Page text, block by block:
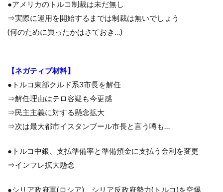
●アメリカのトルコ制裁は未だ無し
⇒実際に運用を開始するまでは制裁は無いでしょう
(何のために買ったかはさておき…)
【ネガティブ材料】
●トルコ東部クルド系3市長を解任
⇒解任理由はテロ容疑も今更感
⇒民主主義に対する懸念拡大
⇒次は最大都市イスタンブール市長と言う噂も…
●トルコ中銀、支払準備率と準備預金に支払う金利を変更
⇒インフレ拡大懸念
●シリア政府軍(ロシア)、シリア反政府勢力(トルコ)を空爆